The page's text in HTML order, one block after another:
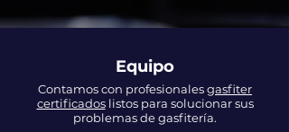
Equipo
Contamos con profesionalesgasfiter
certificadoslistos para solucionar sus
problemas de gasfitería.